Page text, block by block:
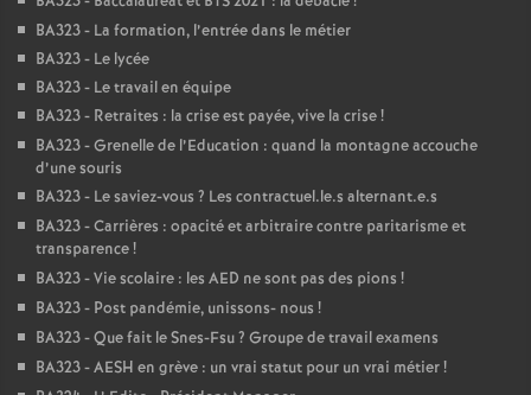
BA323 - La formation, l’entrée dans le métier
BA323 - Le lycée
BA323 - Le travail en équipe
BA323 - Retraites : la crise est payée, vive la crise!
BA323 - Grenelle de l’Education : quand la montagne accouche
d’une souris
BA323 - Le saviez-vous ? Les contractuel.le.s alternant.e.s
BA323 - Carrières : opacité et arbitraire contre paritarisme et
transparence!
BA323 - Vie scolaire : les AED ne sont pas des pions !
BA323 - Post pandémie, unissons- nous !
BA323 - Que fait le Snes-Fsu? Groupe de travail examens
BA323 - AESH en grève : un vrai statut pour un vrai métier!